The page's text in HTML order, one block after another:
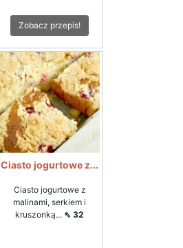
Zobacz przepis!
Ciasto jogurtowe z...
Ciasto jogurtowe z
malinami, serkiem i
kruszonką... ⇖ 32